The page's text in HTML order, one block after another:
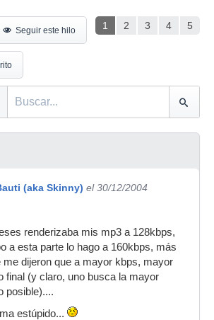
1 2 3 4 5
Seguir este hilo
(aka Skinny) el 30/12/2004
renderizaba mis mp3 a 128kbps,
a esta parte lo hago a 160kbps, más
me dijeron que a mayor kbps, mayor
final (y claro, uno busca la mayor
posible)....
estúpido...